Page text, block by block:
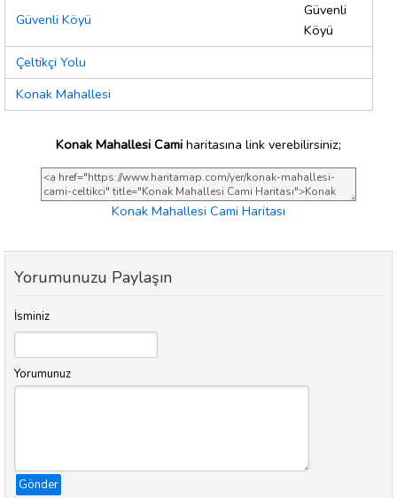
Güvenli Köyü
Güvenli
Köyü
Çeltikçi Yolu
Konak Mahallesi
Konak Mahallesi Cami haritasına link verebilirsiniz;
Konak Mahallesi Cami Haritası
Yorumunuzu Paylaşın
İsminiz
Yorumunuz
Gönder